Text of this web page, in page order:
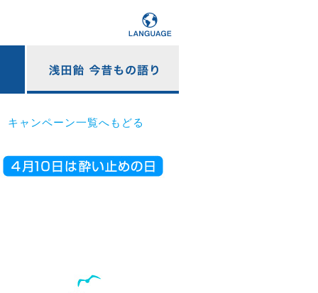
キャンペーン一覧へもどる